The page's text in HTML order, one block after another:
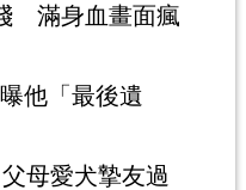
滿身血畫面瘋
他「最後遺
母愛犬摯友過